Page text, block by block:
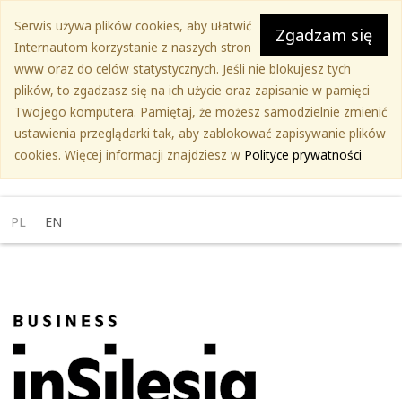
treści
głównej
Zgadzam się
Serwis używa plików cookies, aby ułatwić
Internautom korzystanie z naszych stron
www oraz do celów statystycznych. Jeśli nie blokujesz tych
plików, to zgadzasz się na ich użycie oraz zapisanie w pamięci
Twojego komputera. Pamiętaj, że możesz samodzielnie zmienić
ustawienia przeglądarki tak, aby zablokować zapisywanie plików
cookies. Więcej informacji znajdziesz w Polityce prywatności
PL EN